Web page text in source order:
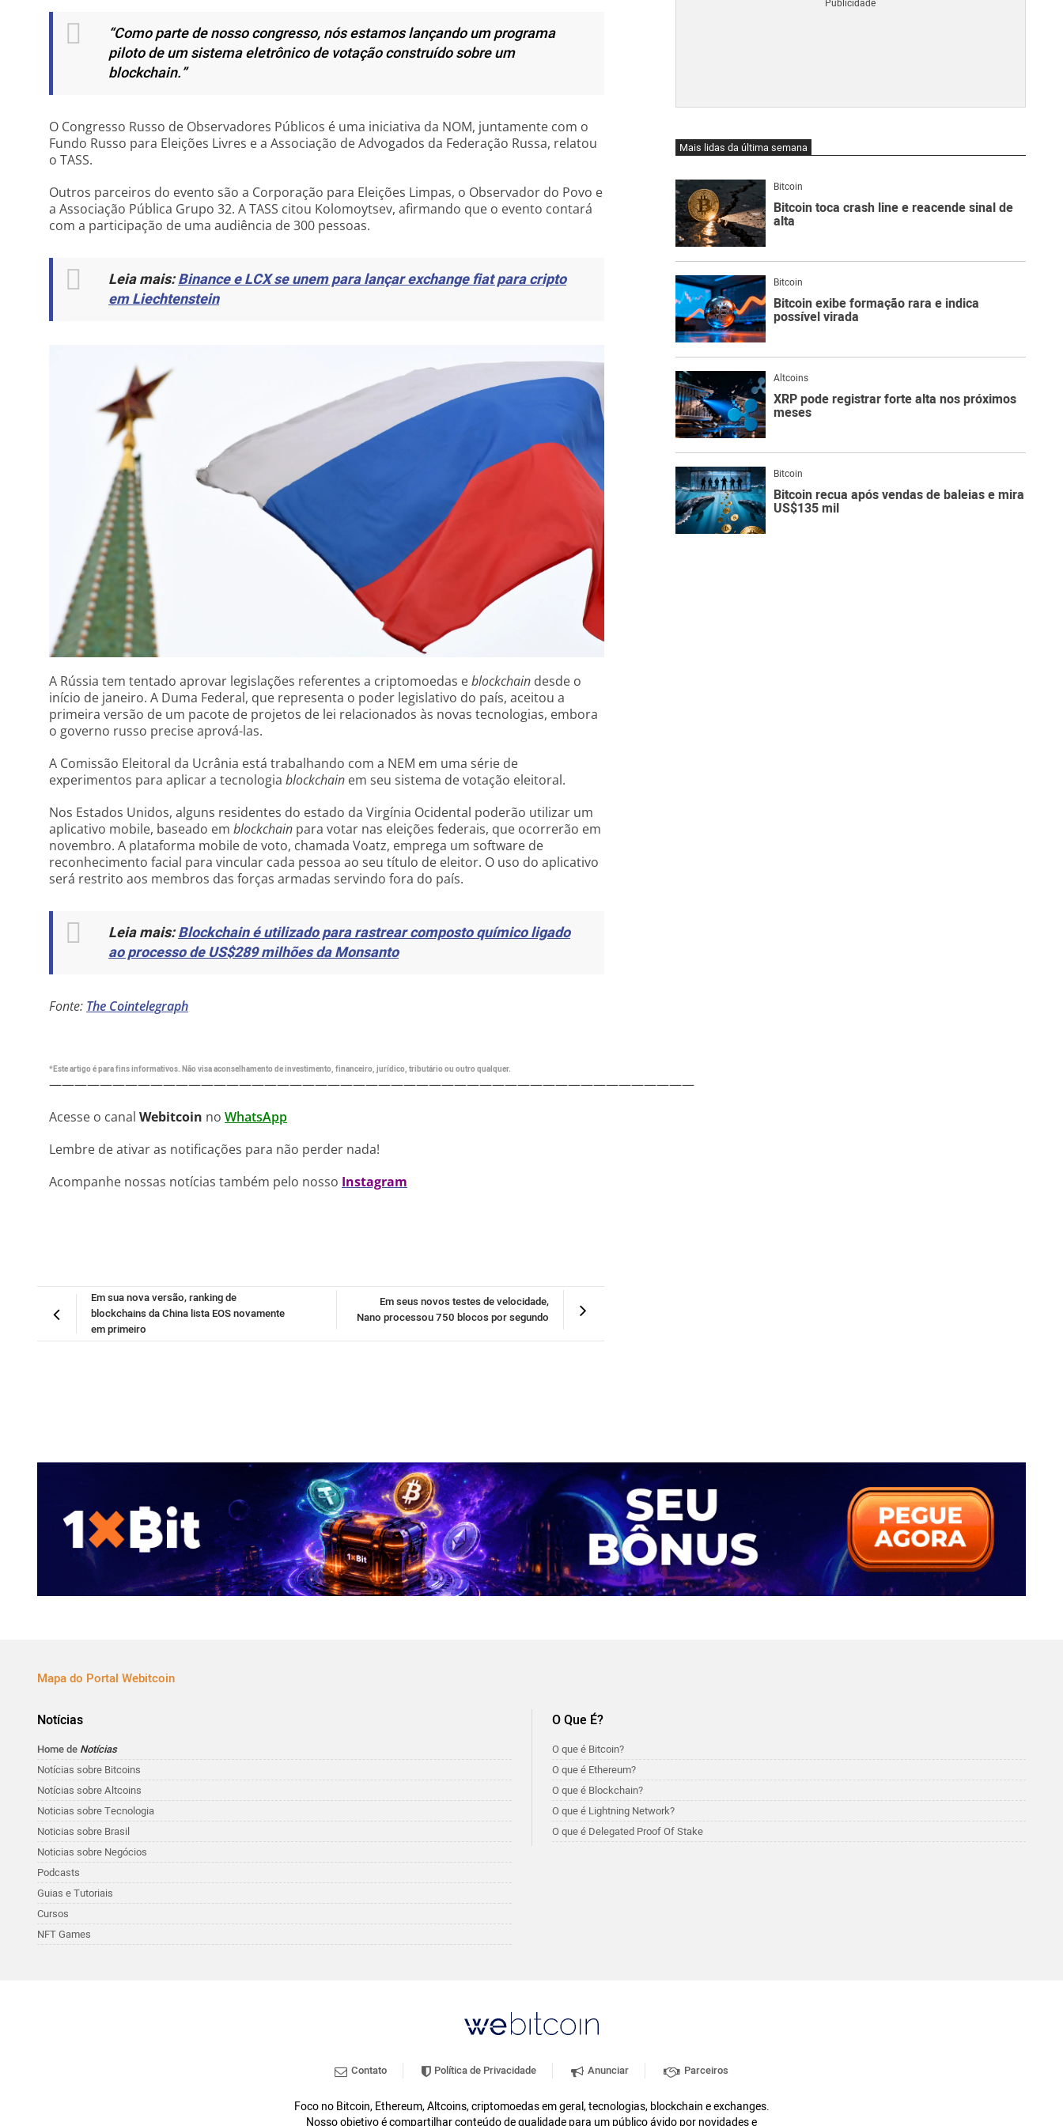
“Como parte de nosso congresso, nós estamos lançando um programa
piloto de um sistema eletrônico de votação construído sobre um
blockchain.”
O Congresso Russo de Observadores Públicos é uma iniciativa da NOM, juntamente com o
Fundo Russo para Eleições Livres e a Associação de Advogados da Federação Russa, relatou
o TASS.
Outros parceiros do evento são a Corporação para Eleições Limpas, o Observador do Povo e
a Associação Pública Grupo 32. A TASS citou Kolomoytsev, afirmando que o evento contará
com a participação de uma audiência de 300 pessoas.
Leia mais:Binance e LCX se unem para lançar exchange fiat para cripto
em Liechtenstein
A Rússia tem tentado aprovar legislações referentes a criptomoedas eblockchain desde o
início de janeiro. A Duma Federal, que representa o poder legislativo do país, aceitou a
primeira versão de um pacote de projetos de lei relacionados às novas tecnologias, embora
o governo russo precise aprová-las.
A Comissão Eleitoral da Ucrânia está trabalhando com a NEM em uma série de
experimentos para aplicar a tecnologia blockchain em seu sistema de votação eleitoral.
Nos Estados Unidos, alguns residentes do estado da Virgínia Ocidental poderão utilizar um
aplicativo mobile, baseado em blockchain para votar nas eleições federais, que ocorrerão em
novembro. A plataforma mobile de voto, chamada Voatz, emprega um software de
reconhecimento facial para vincular cada pessoa ao seu título de eleitor. O uso do aplicativo
será restrito aos membros das forças armadas servindo fora do país.
Leia mais:Blockchain é utilizado para rastrear composto químico ligado
ao processo de US$289 milhões da Monsanto
Fonte: The Cointelegraph
*Este artigo é para fins informativos. Não visa aconselhamento de investimento, financeiro, jurídico, tributário ou outro qualquer.
———————————————————————————————————————————————————
Acesse o canal Webitcoin no WhatsApp
Lembre de ativar as notificações para não perder nada!
Acompanhe nossas notícias também pelo nosso Instagram
Em seus novos testes de velocidade,
Nano processou 750 blocos por segundo
Em sua nova versão, ranking de
blockchains da China lista EOS novamente
em primeiro
Mais lidas da última semana
Bitcoin
Bitcoin toca crash line e reacende sinal de
alta
Bitcoin
Bitcoin exibe formação rara e indica
possível virada
Altcoins
XRP pode registrar forte alta nos próximos
meses
Bitcoin
Bitcoin recua após vendas de baleias e mira
US$135 mil
Mapa do Portal Webitcoin
Notícias
Home de Notícias
Notícias sobre Bitcoins
Notícias sobre Altcoins
Noticias sobre Tecnologia
Noticias sobre Brasil
Noticias sobre Negócios
Podcasts
Guias e Tutoriais
Cursos
NFT Games
O Que É?
O que é Bitcoin?
O que é Ethereum?
O que é Blockchain?
O que é Lightning Network?
O que é Delegated Proof Of Stake
Contato Política de Privacidade Anunciar Parceiros
Foco no Bitcoin, Ethereum, Altcoins, criptomoedas em geral, tecnologias, blockchain e exchanges.